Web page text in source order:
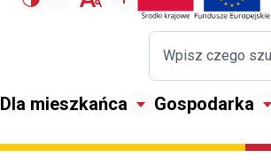
Dla mieszkańca Gospodarka